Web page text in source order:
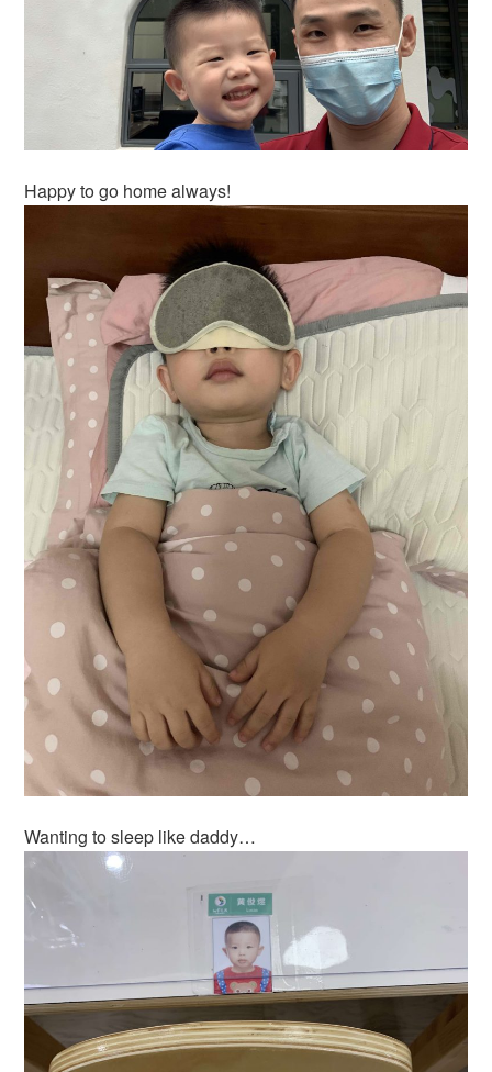
Happy to go home always!
Wanting to sleep like daddy…